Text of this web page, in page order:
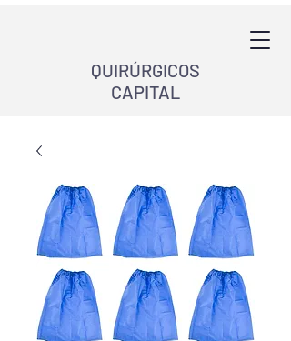
QUIRÚRGICOS
CAPITAL